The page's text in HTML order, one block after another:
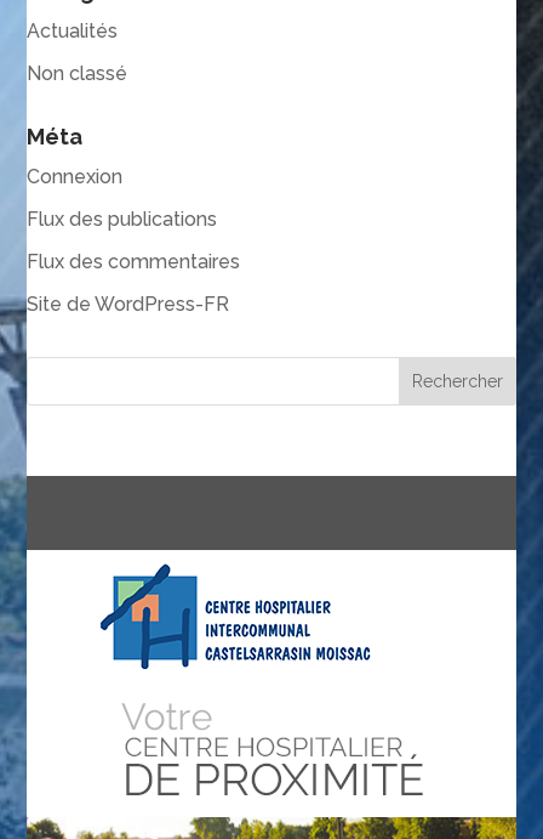
Actualités
Non classé
Méta
Connexion
Flux des publications
Flux des commentaires
Site de WordPress-FR